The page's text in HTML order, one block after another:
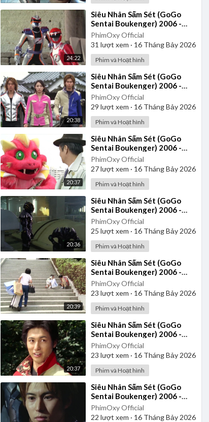
24:22
⁣Siêu Nhân Sấm Sét (GoGo
Sentai Boukenger) 2006 -
Tập 36 | Thuyết Minh
PhimOxy Official
31 lượt xem · 16 Tháng Bảy 2026
Phim và Hoạt hình
20:38
⁣Siêu Nhân Sấm Sét (GoGo
Sentai Boukenger) 2006 -
Tập 22 | Thuyết Minh
PhimOxy Official
29 lượt xem · 16 Tháng Bảy 2026
Phim và Hoạt hình
20:37
⁣Siêu Nhân Sấm Sét (GoGo
Sentai Boukenger) 2006 -
Tập 37 | Thuyết Minh
PhimOxy Official
27lượt xem · 16 Tháng Bảy 2026
Phim và Hoạt hình
20:36
⁣Siêu Nhân Sấm Sét (GoGo
Sentai Boukenger) 2006 -
Tập 39 | Thuyết Minh
PhimOxy Official
25 lượt xem · 16 Tháng Bảy 2026
Phim và Hoạt hình
20:39
⁣Siêu Nhân Sấm Sét (GoGo
Sentai Boukenger) 2006 -
Tập 24 | Thuyết Minh
PhimOxy Official
23 lượt xem · 16 Tháng Bảy 2026
Phim và Hoạt hình
20:37
⁣Siêu Nhân Sấm Sét (GoGo
Sentai Boukenger) 2006 -
Tập 27 | Thuyết Minh
PhimOxy Official
23 lượt xem · 16 Tháng Bảy 2026
Phim và Hoạt hình
⁣Siêu Nhân Sấm Sét (GoGo
Sentai Boukenger) 2006 -
Tập 23 | Thuyết Minh
PhimOxy Official
22 lượt xem · 16 Tháng Bảy 2026